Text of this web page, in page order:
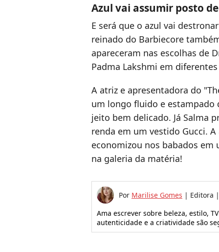
Azul vai assumir posto
E será que o azul vai
reinado do Barbiecore
apareceram nas escolhas de
Padma Lakshmi em
A atriz e apresentadora do
um longo fluido e estampado
jeito bem delicado. Já Salma
renda em um vestido Gucci.
economizou nos babados
na galeria da matéria!
Por Marilise Gomes | Editora
Ama escrever sobre beleza, estilo,
autenticidade e a criatividade são